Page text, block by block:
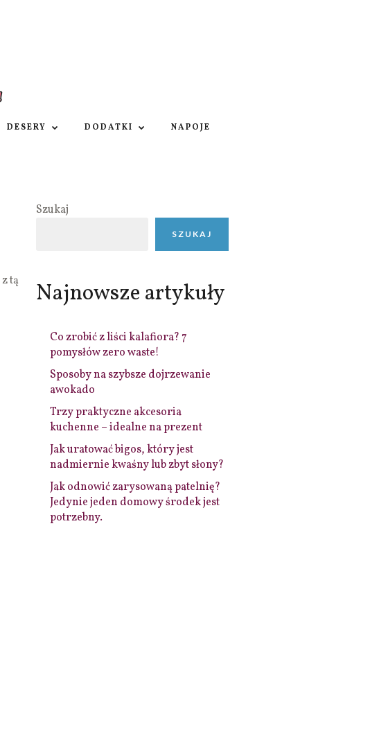
DESERY DODATKI NAPOJE
tą
Szukaj
SZUKAJ
Najnowsze artykuły
Co zrobić z liści kalafiora? 7
pomysłów zero waste!
Sposoby na szybsze dojrzewanie
awokado
Trzy praktyczne akcesoria
kuchenne – idealne na prezent
Jak uratować bigos, który jest
nadmiernie kwaśny lub zbyt słony?
Jak odnowić zarysowaną patelnię?
Jedynie jeden domowy środek jest
potrzebny.